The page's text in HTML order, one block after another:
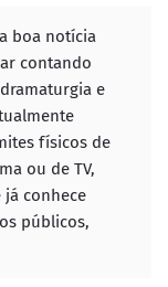
boa notícia
contando
e
físicos de
ou de TV,
conhece
públicos,